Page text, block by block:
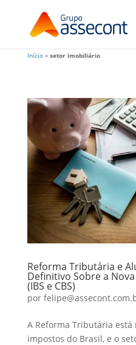
Início» setor imobiliário
Reforma Tributária e
Definitivo Sobre a
(IBS e CBS)
por
A Reforma Tributária
impostos do Brasil, e o